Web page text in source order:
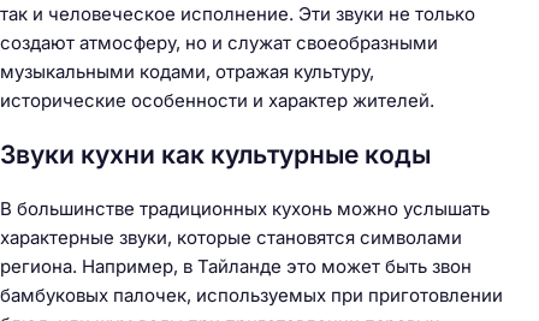
так и человеческое исполнение. Эти звуки не только
создают атмосферу, но и служат своеобразными
музыкальными кодами, отражая культуру,
исторические особенности и характер жителей.
Звуки кухни как культурные коды
В большинстве традиционных кухонь можно услышать
характерные звуки, которые становятся символами
региона. Например, в Тайланде это может быть звон
бамбуковых палочек, используемых при приготовлении